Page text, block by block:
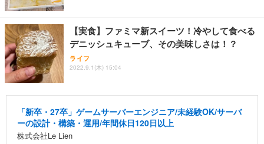
【実食】ファミマ新スイーツ！冷やして食べる
デニッシュキューブ、その美味しさは！？
ライフ
2022.9.1(木) 15:04
「新卒・27卒」ゲームサーバーエンジニア/未経験OK/サーバ
ーの設計・構築・運用/年間休日120日以上
株式会社Le Lien